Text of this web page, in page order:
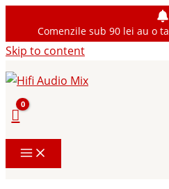
Comenzile sub 90 lei au o
Skip to content